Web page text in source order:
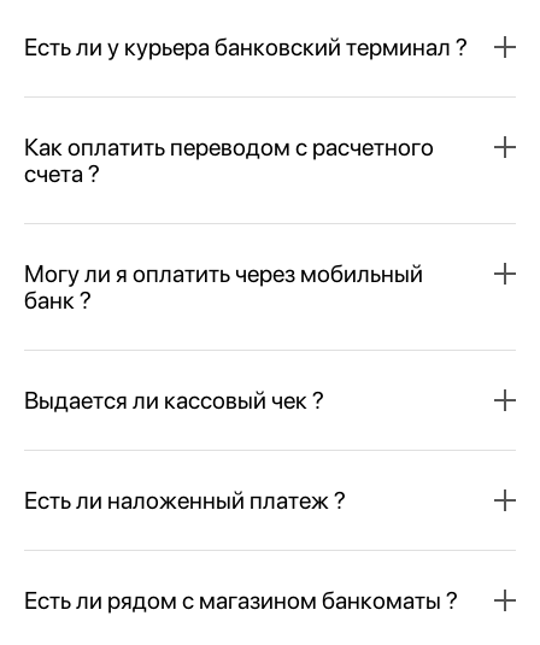
Есть ли у курьера банковский терминал ?
Как оплатить переводом с расчетного
счета ?
Могу ли я оплатить через мобильный
банк ?
Выдается ли кассовый чек ?
Есть ли наложенный платеж ?
Есть ли рядом с магазином банкоматы ?